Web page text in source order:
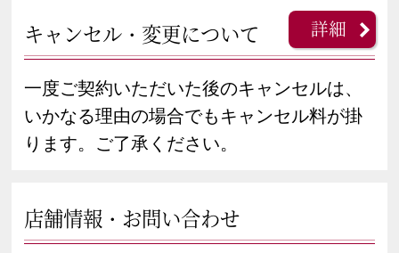
キャンセル・変更について
一度ご契約いただいた後のキャンセルは、
いかなる理由の場合でもキャンセル料が掛
ります。ご了承ください。
詳細
店舗情報・お問い合わせ